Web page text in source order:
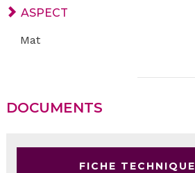
ASPECT
Mat
DOCUMENTS
FICHE TECHNIQUE